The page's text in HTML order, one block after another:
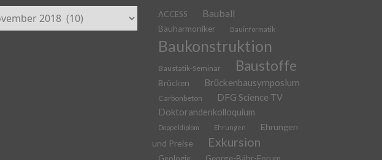
ACCESS Bauball
Bauharmoniker Bauinformatik
Baukonstruktion
Baustatik-Seminar Baustoffe
Brücken Brückenbausymposium
Carbonbeton
DFG Science TV
Doktorandenkolloquium
Doppeldiplom Ehrungen
Ehrungen
und Preise
Exkursion
Geologie George-Bähr-Forum